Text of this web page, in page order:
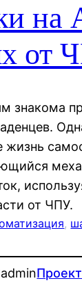
на
от
знакома
жизнь
от ЧПУ.
,
admin